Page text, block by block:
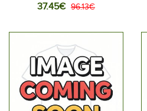
Kotipeliasu 2026-27
housut)
37.45€ 96.13€